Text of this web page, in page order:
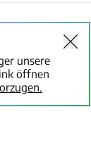
unsere
öffnen